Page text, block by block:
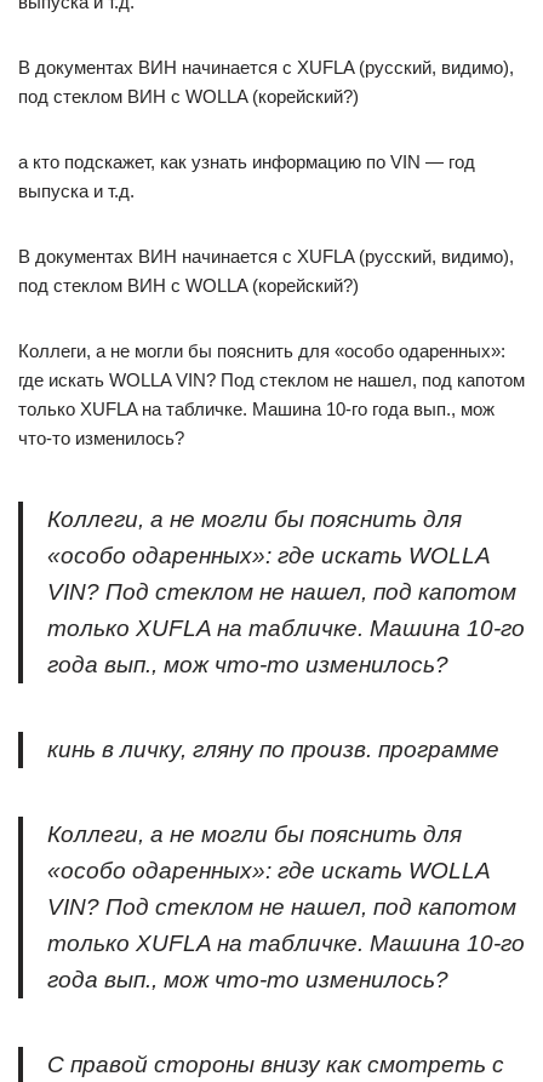
В документах ВИН начинается с XUFLA (русский, видимо),
под стеклом ВИН с WOLLA (корейский?)
а кто подскажет, как узнать информацию по VIN — год
выпуска и т.д.
В документах ВИН начинается с XUFLA (русский, видимо),
под стеклом ВИН с WOLLA (корейский?)
Коллеги, а не могли бы пояснить для «особо одаренных»:
где искать WOLLA VIN? Под стеклом не нашел, под капотом
только XUFLA на табличке. Машина 10-го года вып., мож
что-то изменилось?
Коллеги, а не могли бы пояснить для
«особо одаренных»: где искать WOLLA
VIN? Под стеклом не нашел, под капотом
только XUFLA на табличке. Машина 10-го
года вып., мож что-то изменилось?
кинь в личку, гляну по произв. программе
Коллеги, а не могли бы пояснить для
«особо одаренных»: где искать WOLLA
VIN? Под стеклом не нашел, под капотом
только XUFLA на табличке. Машина 10-го
года вып., мож что-то изменилось?
С правой стороны внизу как смотреть с